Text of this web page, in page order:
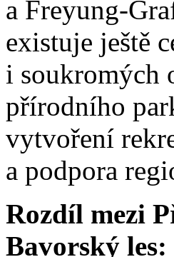
a Freyung-
existuje ještě
i soukromých
přírodního
vytvoření
a podpora
Rozdíl mezi
Bavorský les: